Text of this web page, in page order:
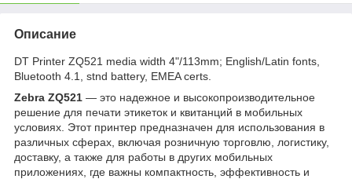
Описание
DT Printer ZQ521 media width 4"/113mm; English/Latin fonts,
Bluetooth 4.1, stnd battery, EMEA certs.
Zebra ZQ521 — это надежное и высокопроизводительное
решение для печати этикеток и квитанций в мобильных
условиях. Этот принтер предназначен для использования в
различных сферах, включая розничную торговлю, логистику,
доставку, а также для работы в других мобильных
приложениях, где важны компактность, эффективность и